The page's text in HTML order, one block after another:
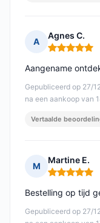
A
Agnes C.
Opmerking:
Gepubliceerd op 27/
na een aankoop van
Aangename
Vertaalde
M
Martine E.
Opmerking:
Gepubliceerd op 27/
Bestelling op tijd